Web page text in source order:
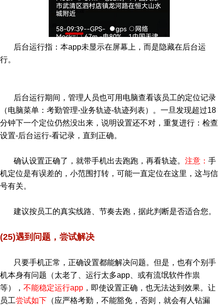
后台运行指：本app未显示在屏幕上，而是隐藏在后台运
行。
后台运行期间，管理人员也可用电脑查看该员工的定位记录
（电脑菜单：考勤管理-业务轨迹-轨迹列表）。一旦发现超过18
分钟下一个定位仍然没出来，说明设置还不对，重复进行：检查
设置-后台运行-看记录，直到正确。
确认设置正确了，就带手机出去跑跑，再看轨迹。 注意： 手
机定位是有误差的，小范围打转，可能一直定位在这里，这与信
号有关。
建议按员工的真实线路、节奏去跑，据此判断是否适合您。
(25)遇到问题，尝试解决
只要手机正常，正确设置都能解决问题。但是，也有个别手
机本身有问题（太老了、运行太多app、或有流氓软件作祟
等）， 不能稳定运行app ，即使设置正确，也无法达到效果。让
员工尝试如下 （应严格考勤，不能豁免，否则，就会有人钻漏